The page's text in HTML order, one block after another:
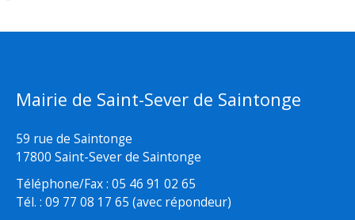
Mairie de Saint-Sever de Saintonge
59 rue de Saintonge
17800 Saint-Sever de Saintonge
Téléphone/Fax : 05 46 91 02 65
Tél. : 09 77 08 17 65 (avec répondeur)